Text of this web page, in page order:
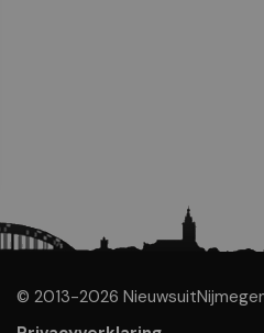
© 2013-2026